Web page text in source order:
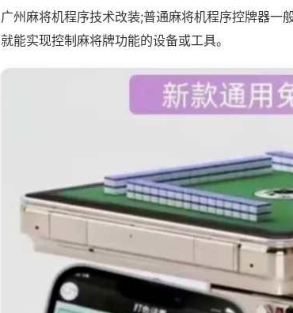
广州麻将机程序技术改装;普通麻将机程序控牌器一
就能实现控制麻将牌功能的设备或工具。